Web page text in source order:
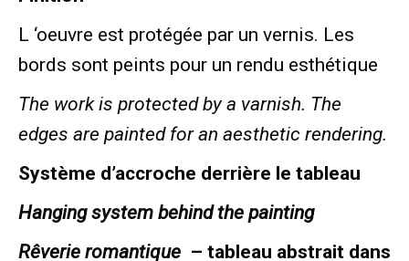
L ‘oeuvre est protégée par un vernis. Les
bords sont peints pour un rendu esthétique
The work is protected by a varnish. The
edges are painted for an aesthetic rendering.
Système d’accroche derrière le tableau
Hanging system behind the painting
Rêverie romantique – tableau abstrait dans